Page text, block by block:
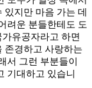
지만 마음 가는 데
려운 분들한테도 도
유공자라고 하면
존경하고 사랑하는
서 그런 부분들이
기대하고 있습니